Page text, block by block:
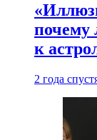
почему
к
2 года